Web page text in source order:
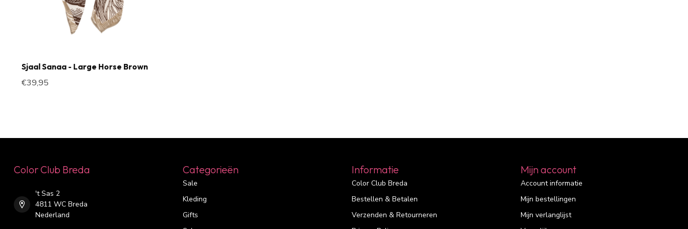
Sjaal Sanaa - Large Horse Brown
€39,95
Color Club Breda
't Sas 2
4811 WC Breda
Nederland
Categorieën
Sale
Kleding
Gifts
Informatie
Color Club Breda
Bestellen & Betalen
Verzenden & Retourneren
Mijn account
Account informatie
Mijn bestellingen
Mijn verlanglijst